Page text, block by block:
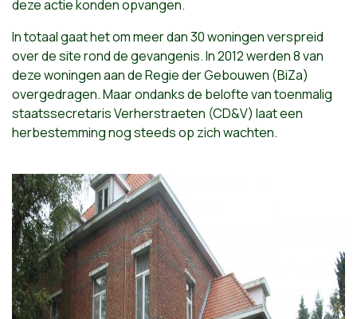
deze actie konden opvangen.
In totaal gaat het om meer dan 30 woningen verspreid
over de site rond de gevangenis. In 2012 werden 8 van
deze woningen aan de Regie der Gebouwen (BiZa)
overgedragen. Maar ondanks de belofte van toenmalig
staatssecretaris Verherstraeten (CD&V) laat een
herbestemming nog steeds op zich wachten.